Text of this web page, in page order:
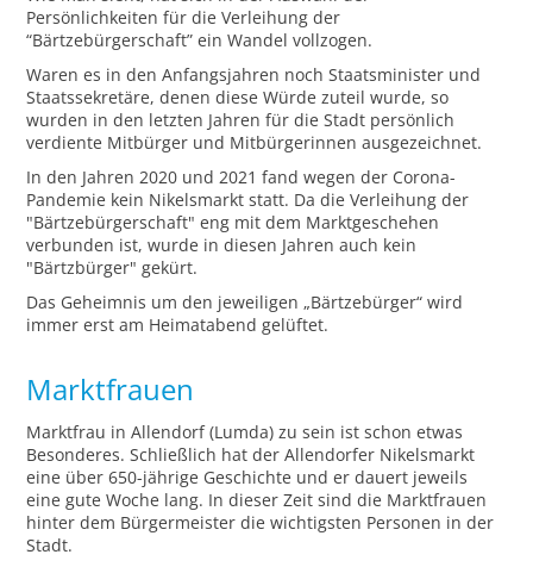
Persönlichkeiten für die Verleihung der
“Bärtzebürgerschaft” ein Wandel vollzogen.
Waren es in den Anfangsjahren noch Staatsminister und
Staatssekretäre, denen diese Würde zuteil wurde, so
wurden in den letzten Jahren für die Stadt persönlich
verdiente Mitbürger und Mitbürgerinnen ausgezeichnet.
In den Jahren 2020 und 2021 fand wegen der Corona-
Pandemie kein Nikelsmarkt statt. Da die Verleihung der
"Bärtzebürgerschaft" eng mit dem Marktgeschehen
verbunden ist, wurde in diesen Jahren auch kein
"Bärtzbürger" gekürt.
Das Geheimnis um den jeweiligen „Bärtzebürger“ wird
immer erst am Heimatabend gelüftet.
Marktfrauen
Marktfrau in Allendorf (Lumda) zu sein ist schon etwas
Besonderes. Schließlich hat der Allendorfer Nikelsmarkt
eine über 650-jährige Geschichte und er dauert jeweils
eine gute Woche lang. In dieser Zeit sind die Marktfrauen
hinter dem Bürgermeister die wichtigsten Personen in der
Stadt.